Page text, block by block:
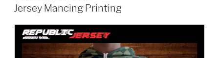
ON
Jersey Mancing Printing